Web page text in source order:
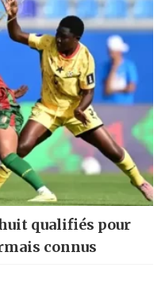
qualifiés pour
connus